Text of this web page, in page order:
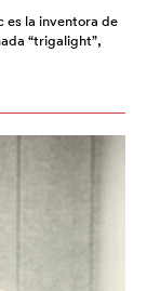
es la inventora de
“trigalight”,